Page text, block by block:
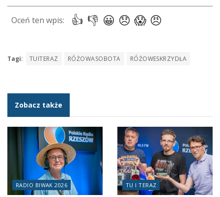
Tagi: TUITERAZ RÓŻOWASOBOTA RÓŻOWESKRZYDŁA
Zobacz także
RADIO BIWAK 2026 TU I TERAZ